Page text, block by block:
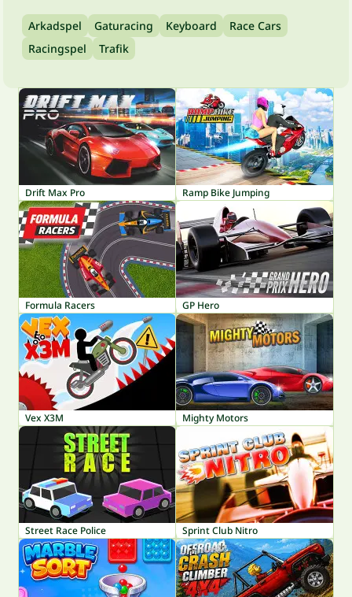
Arkadspel Gaturacing Keyboard
Race Cars
Racingspel
Trafik
Drift Max Pro Ramp Bike Jumping
Formula Racers GP Hero
Vex X3M Mighty Motors
Street Race Police Sprint Club Nitro